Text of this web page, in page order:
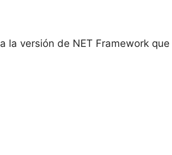
la versión de NET Framework